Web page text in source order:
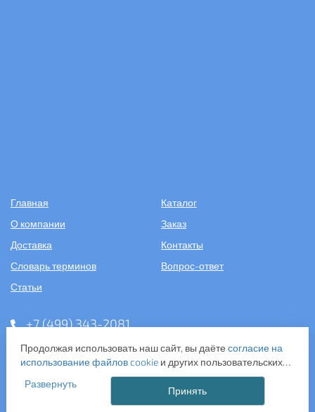
Главная
Каталог
О компании
Заказ
Доставка
Контакты
Словарь терминов
Вопрос-ответ
Статьи
+7 (499) 343-2081
ООО «САНТЕХПОСТАВКА»
ИНН: 7731286301
ОГРН: 1157746583092
121357, г. Москва, ул. Верейская, д. 29, стр. 35
Продолжая использовать наш сайт, вы даёте согласие на
использование файлов cookieи других пользовательских
данных (включая IP-адрес, сведения о местоположении,
устройстве, действиях на сайте и т. п.) для
функционирования сайта, проведения статистических
Развернуть
Принять